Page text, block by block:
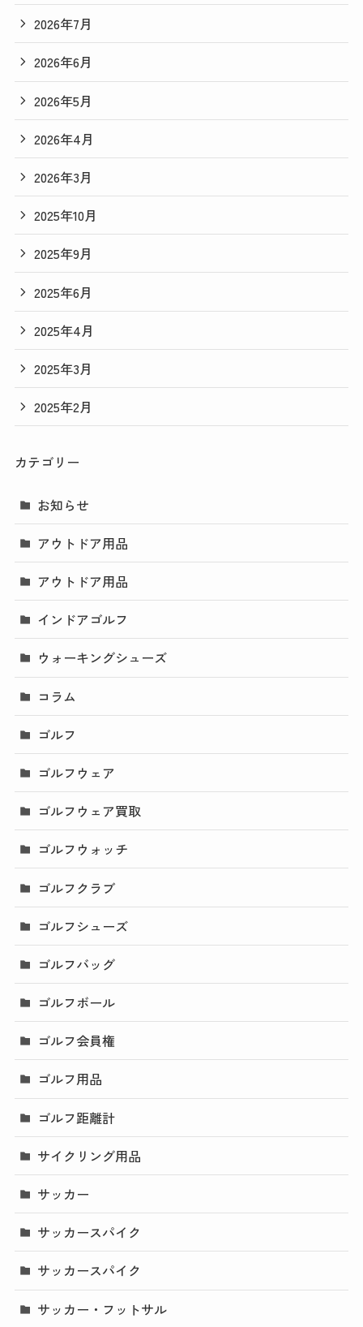
2026年7月
2026年6月
2026年5月
2026年4月
2026年3月
2025年10月
2025年9月
2025年6月
2025年4月
2025年3月
2025年2月
カテゴリー
お知らせ
アウトドア用品
アウトドア用品
インドアゴルフ
ウォーキングシューズ
コラム
ゴルフ
ゴルフウェア
ゴルフウェア買取
ゴルフウォッチ
ゴルフクラブ
ゴルフシューズ
ゴルフバッグ
ゴルフボール
ゴルフ会員権
ゴルフ用品
ゴルフ距離計
サイクリング用品
サッカー
サッカースパイク
サッカースパイク
サッカー・フットサル